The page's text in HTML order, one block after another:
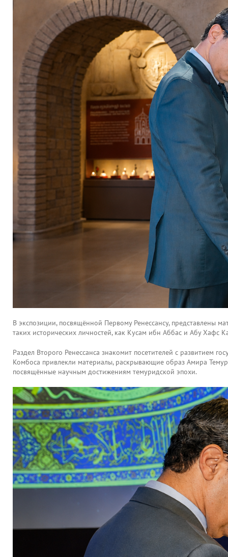
В экспозиции, посвящённой Первому Ренессансу, представлены
таких исторических личностей, как Кусам ибн Аббас и Абу Хафс
Раздел Второго Ренессанса знакомит посетителей с развитием
Комбоса привлекли материалы, раскрывающие образ Амира
посвящённые научным достижениям темуридской эпохи.